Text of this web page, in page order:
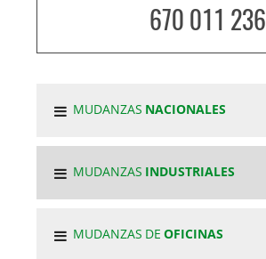
670 011 236
MUDANZAS NACIONALES
MUDANZAS INDUSTRIALES
MUDANZAS DEOFICINAS